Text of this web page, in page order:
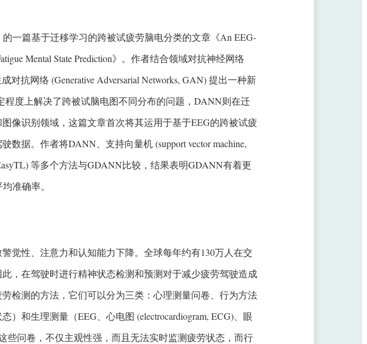
一篇基于迁移学习的跨被试疲劳脑电分类的文章《An EEG-
Mental State Prediction》。作者结合领域对抗神经网络
对抗网络 (Generative Adversarial Networks, GAN) 提出一种新
程度上解决了跨被试脑电图不同分布的问题，DANN则在迁
像识别领域，这篇文章首次将其运用于基于EEG的跨被试疲
据。作者将DANN、支持向量机 (support vector machine,
等多个方法与GDANN比较，结果表明GDANN有着更
准确率。
觉性、注意力和认知能力下降。全球每年约有130万人在交
，在驾驶时进行精神状态检测和预测对于减少疲劳驾驶造成
检测的方法，它们可以分为三类：心理测量问卷、行为方法
）和生理测量（EEG、心电图 (electrocardiogram, ECG)、眼
些问卷，不仅主观性强，而且无法实时监测疲劳状态，而行